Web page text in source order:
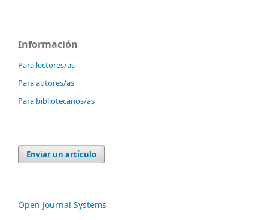
Información
Para lectores/as
Para autores/as
Para bibliotecarios/as
Enviar un artículo
Open Journal Systems